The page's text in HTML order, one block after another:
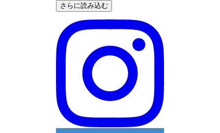
さらに読み込む